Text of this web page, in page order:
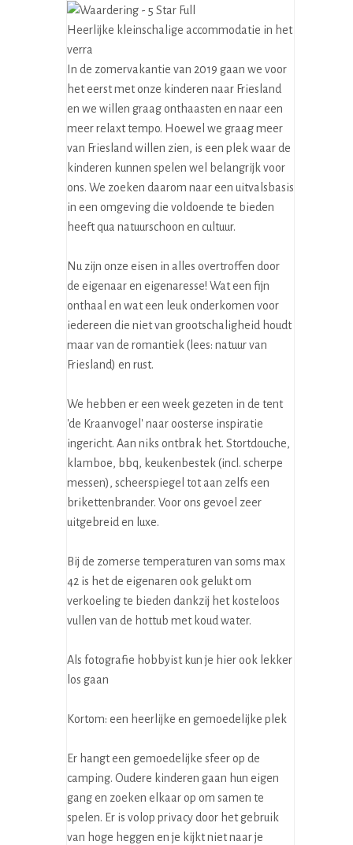
Heerlijke kleinschalige accommodatie in het
verra
In de zomervakantie van 2019 gaan we voor
het eerst met onze kinderen naar Friesland
en we willen graag onthaasten en naar een
meer relaxt tempo. Hoewel we graag meer
van Friesland willen zien, is een plek waar de
kinderen kunnen spelen wel belangrijk voor
ons. We zoeken daarom naar een uitvalsbasis
in een omgeving die voldoende te bieden
heeft qua natuurschoon en cultuur.
Nu zijn onze eisen in alles overtroffen door
de eigenaar en eigenaresse! Wat een fijn
onthaal en wat een leuk onderkomen voor
iedereen die niet van grootschaligheid houdt
maar van de romantiek (lees: natuur van
Friesland) en rust.
We hebben er een week gezeten in de tent
'de Kraanvogel' naar oosterse inspiratie
ingericht. Aan niks ontbrak het. Stortdouche,
klamboe, bbq, keukenbestek (incl. scherpe
messen), scheerspiegel tot aan zelfs een
brikettenbrander. Voor ons gevoel zeer
uitgebreid en luxe.
Bij de zomerse temperaturen van soms max
42 is het de eigenaren ook gelukt om
verkoeling te bieden dankzij het kosteloos
vullen van de hottub met koud water.
Als fotografie hobbyist kun je hier ook lekker
los gaan
Kortom: een heerlijke en gemoedelijke plek
Er hangt een gemoedelijke sfeer op de
camping. Oudere kinderen gaan hun eigen
gang en zoeken elkaar op om samen te
spelen. Er is volop privacy door het gebruik
van hoge heggen en je kijkt niet naar je